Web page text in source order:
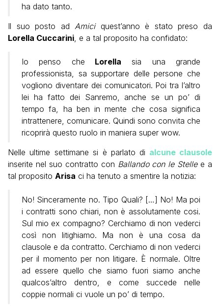
ha dato tanto.
Il suo posto ad Amiciquest’anno è stato preso da
Lorella Cuccarini , e a tal proposito ha confidato:
Io penso che Lorella sia una grande
professionista, sa supportare delle persone che
vogliono diventare dei comunicatori. Poi tra l’altro
lei ha fatto dei Sanremo, anche se un po’ di
tempo fa, ha ben in mente che cosa significa
intrattenere, comunicare. Quindi sono convita che
ricoprirà questo ruolo in maniera super wow.
Nelle ultime settimane si è parlato di alcune clausole
inserite nel suo contratto con Ballando con le Stellee a
tal proposito Arisa ci ha tenuto a smentire la notizia:
No! Sinceramente no. Tipo Quali? […] No! Ma poi
i contratti sono chiari, non è assolutamente cosi.
Sul mio ex compagno? Cerchiamo di non vederci
così non litighiamo. Ma non è una cosa da
clausole e da contratto. Cerchiamo di non vederci
per il momento per non litigare. È normale. Oltre
ad essere quello che siamo fuori siamo anche
qualcos’altro dentro, e come succede nelle
coppie normali ci vuole un po’ di tempo.